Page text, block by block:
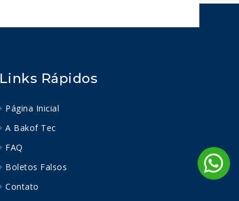
Links Rápidos
Página Inicial
A Bakof Tec
FAQ
Boletos Falsos
Contato